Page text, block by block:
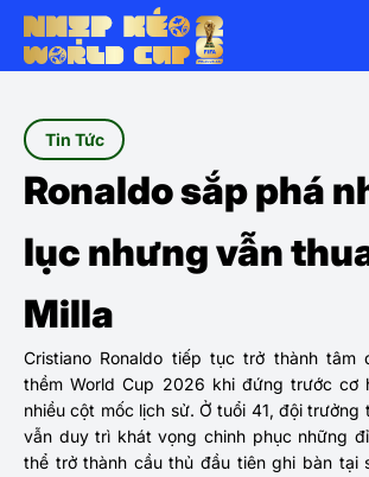
Tin Tức
Ronaldo sắp phá
lục nhưng vẫn
Milla
Cristiano Ronaldo tiếp tục trở thành tâm
thềm World Cup 2026 khi đứng trước cơ
nhiều cột mốc lịch sử. Ở tuổi 41, đội trưởng
vẫn duy trì khát vọng chinh phục những
thể trở thành cầu thủ đầu tiên ghi bàn tại